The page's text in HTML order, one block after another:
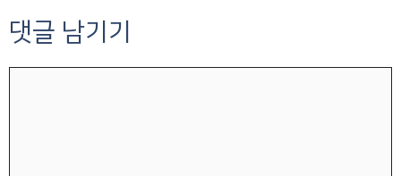
댓글 남기기